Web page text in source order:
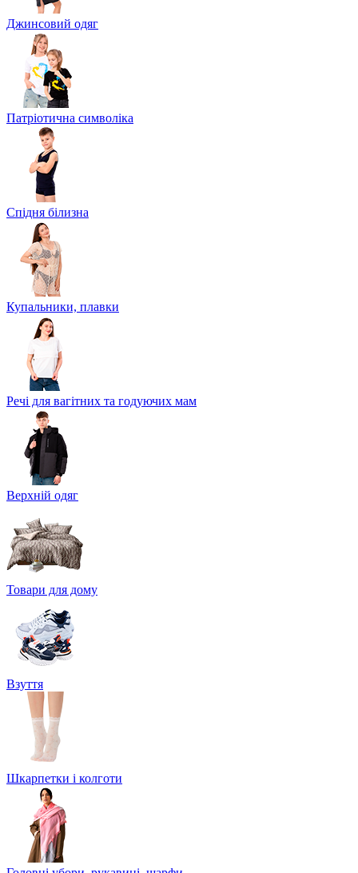
Джинсовий одяг
Патріотична символіка
Спідня білизна
Купальники, плавки
Речі для вагітних та годуючих мам
Верхній одяг
Товари для дому
Взуття
Шкарпетки і колготи